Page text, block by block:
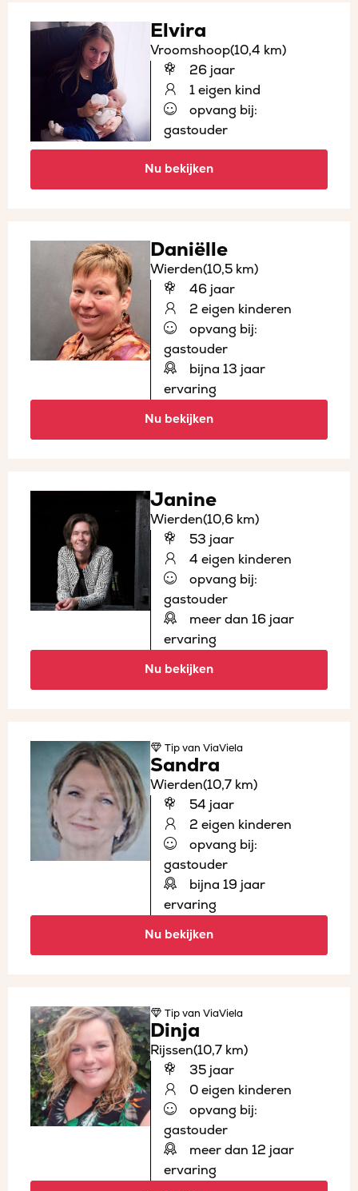
Elvira
Vroomshoop(10,4 km)
26 jaar
1 eigen kind
opvang bij:
gastouder
Nu bekijken
Daniëlle
Wierden(10,5 km)
46 jaar
2 eigen kinderen
opvang bij:
gastouder
bijna 13 jaar
ervaring
Nu bekijken
Janine
Wierden(10,6 km)
53 jaar
4 eigen kinderen
opvang bij:
gastouder
meer dan 16 jaar
ervaring
Nu bekijken
Tipvan ViaViela
Sandra
Wierden(10,7 km)
54 jaar
2 eigen kinderen
opvang bij:
gastouder
bijna 19 jaar
ervaring
Nu bekijken
Tipvan ViaViela
Dinja
Rijssen(10,7 km)
35 jaar
0 eigen kinderen
opvang bij:
gastouder
meer dan 12 jaar
ervaring